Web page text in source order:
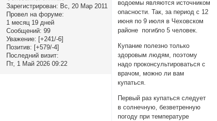
Зарегистрирован: Вс, 20 Мар 2011
Провел на форуме:
1 месяц 19 дней
Сообщений: 99
Уважение: [+241/-6]
Позитив: [+579/-4]
Последний визит:
Пт, 1 Май 2026 09:22
водоемы являются источником
опасности. Так, за период с 12
июня по 9 июля в Чеховском
районе погибло 5 человек.
Купание полезно только
здоровым людям, поэтому
надо проконсультироваться с
врачом, можно ли вам
купаться.
Первый раз купаться следует
в солнечную, безветренную
погоду при температуре